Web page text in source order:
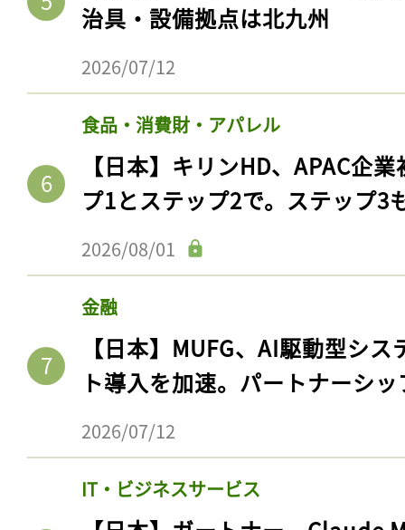
治具・設備拠点は北九州
2026/07/12
食品・消費財・アパレル
【日本】キリンHD、APAC企
プ1とステップ2で。ステップ3
2026/08/01
金融
【日本】MUFG、AI駆動型シ
ト導入を加速。パートナーシ
2026/07/12
IT・ビジネスサービス